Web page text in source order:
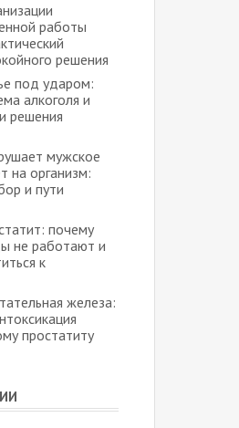
работы
решения
под ударом:
алкоголя и
решения
мужское
на организм:
и пути
почему
не работают и
к
железа:
простатиту